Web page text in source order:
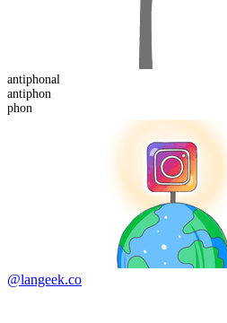
antiphonal
antiphon
phon
@langeek.co